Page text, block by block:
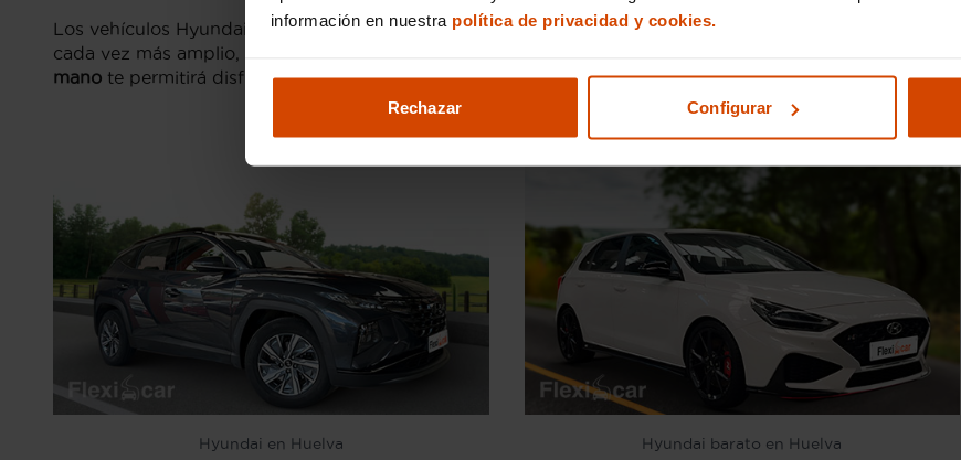
información en nuestra política de privacidad y cookies.
Rechazar Configurar
Los vehículos Hyundai han demostrado ser unaopción excelentepara quienes buscan un
cada vez más amplio, encontrar el modelo perfecto en Huelva es más fácil que nunca por lo que
mano te permitirá disfrutar de todas las prestaciones que ofrece esta marca, asegurando una inversión
Hyundai en Huelva Hyundai barato en Huelva